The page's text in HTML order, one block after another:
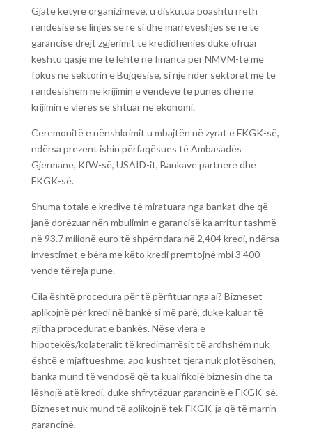
Gjatë këtyre organizimeve, u diskutua poashtu rreth
rëndësisë së linjës së re si dhe marrëveshjes së re të
garancisë drejt zgjërimit të kredidhënies duke ofruar
kështu qasje më të lehtë në financa për NMVM-të me
fokus në sektorin e Bujqësisë, si një ndër sektorët më të
rëndësishëm në krijimin e vendeve të punës dhe në
krijimin e vlerës së shtuar në ekonomi.
Ceremonitë e nënshkrimit u mbajtën në zyrat e FKGK-së,
ndërsa prezent ishin përfaqësues të Ambasadës
Gjermane, KfW-së, USAID-it, Bankave partnere dhe
FKGK-së.
Shuma totale e kredive të miratuara nga bankat dhe që
janë dorëzuar nën mbulimin e garancisë ka arritur tashmë
në 93.7 milionë euro të shpërndara në 2,404 kredi, ndërsa
investimet e bëra me këto kredi premtojnë mbi 3’400
vende të reja pune.
Cila është procedura për të përfituar nga ai? Bizneset
aplikojnë për kredi në bankë si më parë, duke kaluar të
gjitha procedurat e bankës. Nëse vlera e
hipotekës/kolateralit të kredimarrësit të ardhshëm nuk
është e mjaftueshme, apo kushtet tjera nuk plotësohen,
banka mund të vendosë që ta kualifikojë biznesin dhe ta
lëshojë atë kredi, duke shfrytëzuar garancinë e FKGK-së.
Bizneset nuk mund të aplikojnë tek FKGK-ja që të marrin
garancinë.